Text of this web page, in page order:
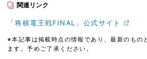
関連リンク
「将棋電王戦FINAL」公式サイト
※本記事は掲載時点の情報であり、最新のもの
ます。予めご了承ください。